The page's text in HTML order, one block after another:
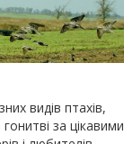
видів птахів,
за цікавими